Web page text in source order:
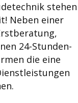
stehen
Neben einer
24-Stunden-
die eine